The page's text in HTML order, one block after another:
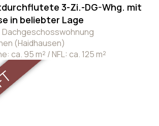
3-Zi.-DG-Whg. mit
in beliebter Lage
(Haidhausen)
ca. 95 m² / NFL: ca. 125 m²